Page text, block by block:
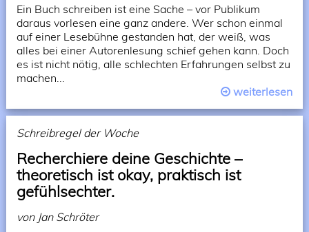
Ein Buch schreiben ist eine Sache – vor Publikum
daraus vorlesen eine ganz andere. Wer schon einmal
auf einer Lesebühne gestanden hat, der weiß, was
alles bei einer Autorenlesung schief gehen kann. Doch
es ist nicht nötig, alle schlechten Erfahrungen selbst zu
machen...
weiterlesen
Schreibregel der Woche
Recherchiere deine Geschichte –
theoretisch ist okay, praktisch ist
gefühlsechter.
von Jan Schröter